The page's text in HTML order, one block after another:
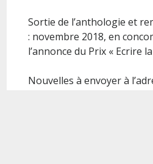
Sortie de l’anthologie et
: novembre 2018, en
l’annonce du Prix « Ecrire
Nouvelles à envoyer à